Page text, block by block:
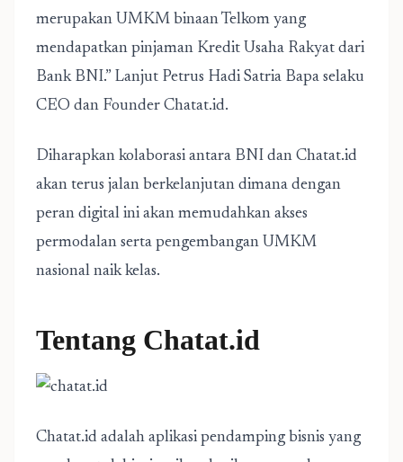
merupakan UMKM binaan Telkom yang
mendapatkan pinjaman Kredit Usaha Rakyat dari
Bank BNI.” Lanjut Petrus Hadi Satria Bapa selaku
CEO dan Founder Chatat.id.
Diharapkan kolaborasi antara BNI dan Chatat.id
akan terus jalan berkelanjutan dimana dengan
peran digital ini akan memudahkan akses
permodalan serta pengembangan UMKM
nasional naik kelas.
Tentang Chatat.id
Chatat.id adalah aplikasi pendamping bisnis yang